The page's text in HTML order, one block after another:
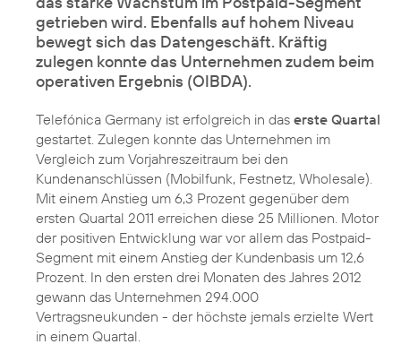
getrieben wird. Ebenfalls auf hohem Niveau
bewegt sich das Datengeschäft. Kräftig
zulegen konnte das Unternehmen zudem beim
operativen Ergebnis (OIBDA).
Telefónica Germany ist erfolgreich in das erste Quartal
gestartet. Zulegen konnte das Unternehmen im
Vergleich zum Vorjahreszeitraum bei den
Kundenanschlüssen (Mobilfunk, Festnetz, Wholesale).
Mit einem Anstieg um 6,3 Prozent gegenüber dem
ersten Quartal 2011 erreichen diese 25 Millionen. Motor
der positiven Entwicklung war vor allem das Postpaid-
Segment mit einem Anstieg der Kundenbasis um 12,6
Prozent. In den ersten drei Monaten des Jahres 2012
gewann das Unternehmen 294.000
Vertragsneukunden - der höchste jemals erzielte Wert
in einem Quartal.